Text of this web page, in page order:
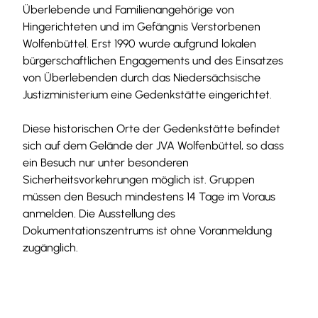
Überlebende und Familienangehörige von
Hingerichteten und im Gefängnis Verstorbenen
Wolfenbüttel. Erst 1990 wurde aufgrund lokalen
bürgerschaftlichen Engagements und des Einsatzes
von Überlebenden durch das Niedersächsische
Justizministerium eine Gedenkstätte eingerichtet.
Diese historischen Orte der Gedenkstätte befindet
sich auf dem Gelände der JVA Wolfenbüttel, so dass
ein Besuch nur unter besonderen
Sicherheitsvorkehrungen möglich ist. Gruppen
müssen den Besuch mindestens 14 Tage im Voraus
anmelden. Die Ausstellung des
Dokumentationszentrums ist ohne Voranmeldung
zugänglich.